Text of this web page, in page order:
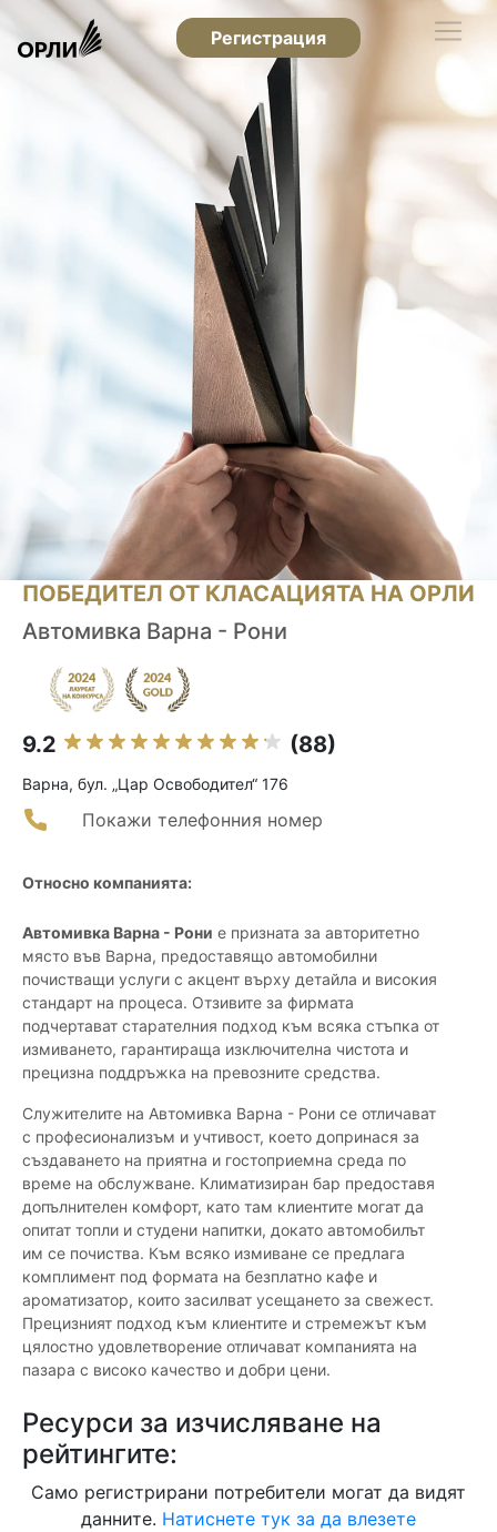
Регистрация
ПОБЕДИТЕЛ ОТ КЛАСАЦИЯТА НА ОРЛИ
Автомивка Варна - Рони
9.2 (88)
Варна, бул. „Цар Освободител“ 176
Покажи телефонния номер
Относно компанията:
Автомивка Варна - Рони е призната за авторитетно
място във Варна, предоставящо автомобилни
почистващи услуги с акцент върху детайла и високия
стандарт на процеса. Отзивите за фирмата
подчертават старателния подход към всяка стъпка от
измиването, гарантираща изключителна чистота и
прецизна поддръжка на превозните средства.
Служителите на Автомивка Варна - Рони се отличават
с професионализъм и учтивост, което допринася за
създаването на приятна и гостоприемна среда по
време на обслужване. Климатизиран бар предоставя
допълнителен комфорт, като там клиентите могат да
опитат топли и студени напитки, докато автомобилът
им се почиства. Към всяко измиване се предлага
комплимент под формата на безплатно кафе и
ароматизатор, които засилват усещането за свежест.
Прецизният подход към клиентите и стремежът към
цялостно удовлетворение отличават компанията на
пазара с високо качество и добри цени.
Ресурси за изчисляване на
рейтингите:
Само регистрирани потребители могат да видят
данните. Натиснете тук за да влезете